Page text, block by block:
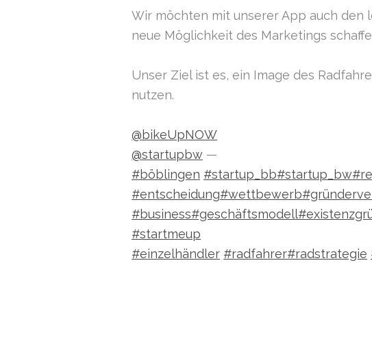
Wir möchten mit unserer App auch den
neue Möglichkeit des Marketings
Unser Ziel ist es, ein Image des
nutzen.
@bikeUpNOW
@startupbw —
#böblingen #startup_bb#startup_bw
#entscheidung#wettbewerb
#business#geschäftsmodell
#startmeup
#einzelhändler #radfahrer#radstrategie